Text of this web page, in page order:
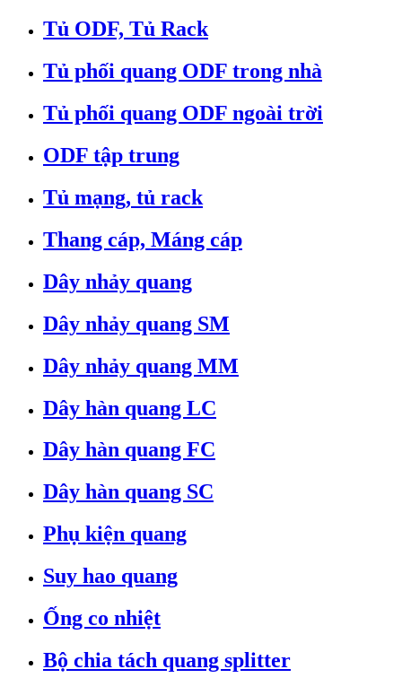
Tủ ODF, Tủ Rack
Tủ phối quang ODF trong nhà
Tủ phối quang ODF ngoài trời
ODF tập trung
Tủ mạng, tủ rack
Thang cáp, Máng cáp
Dây nhảy quang
Dây nhảy quang SM
Dây nhảy quang MM
Dây hàn quang LC
Dây hàn quang FC
Dây hàn quang SC
Phụ kiện quang
Suy hao quang
Ống co nhiệt
Bộ chia tách quang splitter